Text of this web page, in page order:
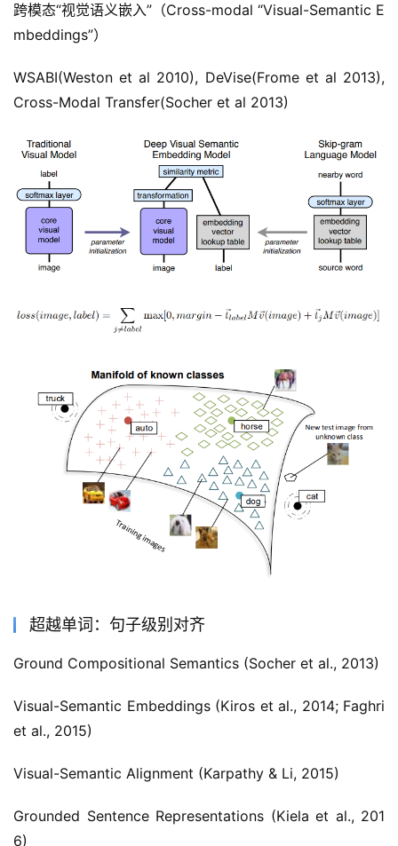
跨模态“视觉语义嵌入”（Cross-modal “Visual-Semantic E
mbeddings”）
WSABI(Weston et al 2010), DeVise(Frome et al 2013),
Cross-Modal Transfer(Socher et al 2013)
超越单词：句子级别对齐
Ground Compositional Semantics (Socher et al., 2013)
Visual-Semantic Embeddings (Kiros et al., 2014; Faghri
et al., 2015)
Visual-Semantic Alignment (Karpathy & Li, 2015)
Grounded Sentence Representations (Kiela et al., 201
6)